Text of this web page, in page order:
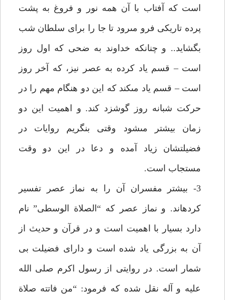
است كه آفتاب با آن همه نور و فروغ به پشت
پرده تاريكى فرو مى‏رود تا جا را براى سلطان شب
بگشايد.. و چنانكه خداوند به ضحى كه اول روز
است – قسم ياد كرده به عصر نيز، كه آخر روز
است – قسم ياد مى‏كند كه اين دو هنگام مهم را در
حركت شبانه روز گوشزد كند. و اهميت اين دو
زمان بيشتر مى‏شود وقتى بنگريم روايات در
فضيلتشان زياد آمده و دعا در اين دو وقت
مستجاب است.
3- بيشتر مفسران آن را به نماز عصر تفسير
كرده‏اند. و نماز عصر كه “الصلاة الوسطى” نام
دارد بسيار با اهميت است و در قرآن و حديث از
آن به بزرگى ياد شده است و داراى فضيلت بى
شمار است. در روايتى از رسول اكرم صلى الله
عليه و آله نقل شده كه فرمود: “من فاتته صلاة